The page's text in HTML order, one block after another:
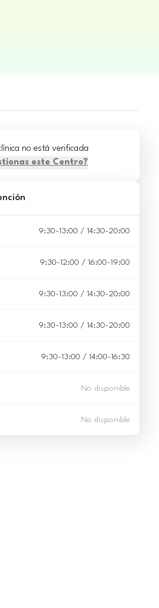
no está verificada
este Centro?
9:30-13:00 / 14:30-20:00
9:30-12:00 / 16:00-19:00
9:30-13:00 / 14:30-20:00
9:30-13:00 / 14:30-20:00
9:30-13:00 / 14:00-16:30
No disponible
No disponible